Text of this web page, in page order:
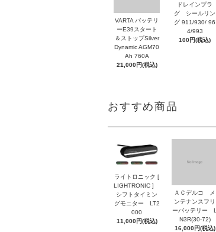
VARTA バッテリ
ーE39スタート
＆ストップSilver
Dynamic AGM70
Ah 760A
21,000円(税込)
ドレインプラ
グ シールリン
グ 911/930/ 96
4/993
100円(税込)
おすすめ商品
ライトロニック [
LIGHTRONIC ]
シフトタイミン
グモニター LT2
000
11,000円(税込)
ＡＣデルコ メ
ンテナンスフリ
ーバッテリー L
N3R(30-72)
16,000円(税込)